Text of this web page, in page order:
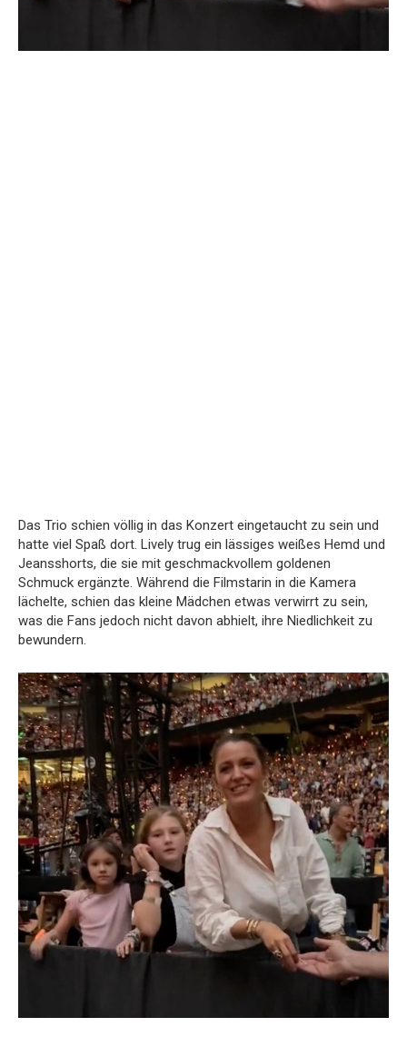
Das Trio schien völlig in das Konzert eingetaucht zu sein und
hatte viel Spaß dort. Lively trug ein lässiges weißes Hemd und
Jeansshorts, die sie mit geschmackvollem goldenen
Schmuck ergänzte. Während die Filmstarin in die Kamera
lächelte, schien das kleine Mädchen etwas verwirrt zu sein,
was die Fans jedoch nicht davon abhielt, ihre Niedlichkeit zu
bewundern.